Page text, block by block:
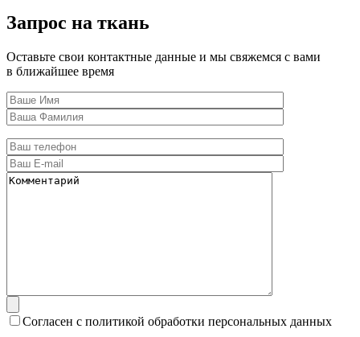
Запрос на ткань
Оставьте свои контактные данные и мы свяжемся с вами
в ближайшее время
Согласен с политикой обработки персональных данных